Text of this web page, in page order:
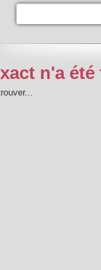
n'a été